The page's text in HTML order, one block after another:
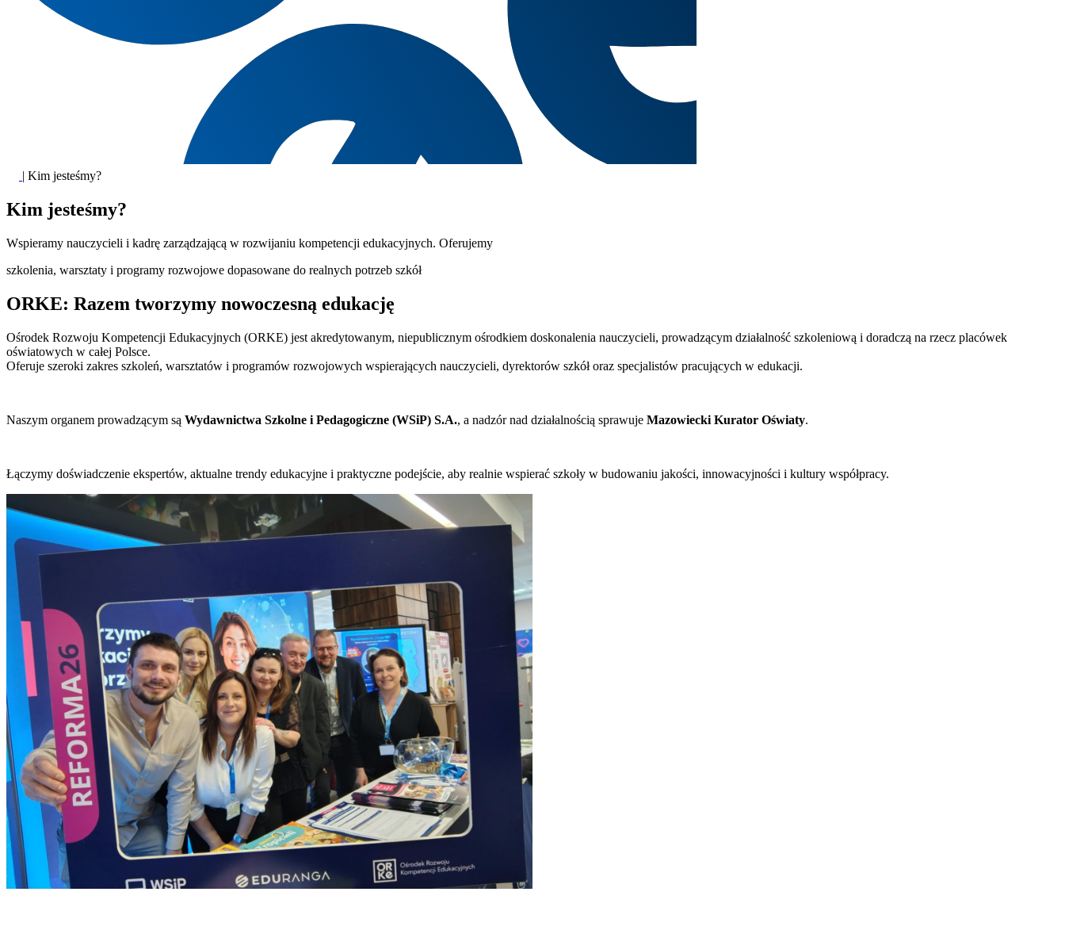
| Kim jesteśmy?
Kim jesteśmy?
Wspieramy nauczycieli i kadrę zarządzającą w rozwijaniu kompetencji edukacyjnych. Oferujemy
szkolenia, warsztaty i programy rozwojowe dopasowane do realnych potrzeb szkół
ORKE: Razem tworzymy nowoczesną edukację
Ośrodek Rozwoju Kompetencji Edukacyjnych (ORKE) jest akredytowanym, niepublicznym ośrodkiem doskonalenia nauczycieli, prowadzącym działalność szkoleniową i doradczą na rzecz placówek
oświatowych w całej Polsce.
Oferuje szeroki zakres szkoleń, warsztatów i programów rozwojowych wspierających nauczycieli, dyrektorów szkół oraz specjalistów pracujących w edukacji.
Naszym organem prowadzącym są Wydawnictwa Szkolne i Pedagogiczne (WSiP) S.A., a nadzór nad działalnością sprawuje Mazowiecki Kurator Oświaty.
Łączymy doświadczenie ekspertów, aktualne trendy edukacyjne i praktyczne podejście, aby realnie wspierać szkoły w budowaniu jakości, innowacyjności i kultury współpracy.